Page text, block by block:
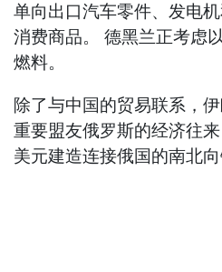
单向出口汽车零件、发电机
消费商品。 德黑兰正考虑
燃料。
除了与中国的贸易联系，
重要盟友俄罗斯的经济往
美元建造连接俄国的南北向